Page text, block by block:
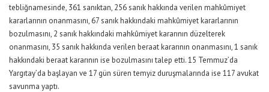
tebliğnamesinde, 361 sanıktan, 256 sanık hakkında verilen mahkûmiyet
kararlarının onanmasını, 67 sanık hakkındaki mahkûmiyet kararlarının
bozulmasını, 2 sanık hakkındaki mahkûmiyet kararının düzelterek
onanmasını, 35 sanık hakkında verilen beraat kararının onanmasını, 1 sanık
hakkındaki beraat kararının ise bozulmasını talep etti. 15 Temmuz’da
Yargıtay’da başlayan ve 17 gün süren temyiz duruşmalarında ise 117 avukat
savunma yaptı.